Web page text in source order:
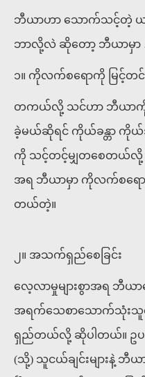
ဘီယာဟာ သောက်သင့်တဲ့ ယ
ဘာလို့လဲ ဆိုတော့ ဘီယာမှာ
၁။ ကိုလက်စရောကို မြင့်တင်ပ
တကယ်လို့ သင်ဟာ ဘီယာကို န
ခဲ့မယ်ဆိုရင် ကိုယ်ခန္တာ ကို
ကို သင့်တင့်မျှတစေတယ်လို့
အရ ဘီယာမှာ ကိုလက်စရော
တယ်တဲ့။
၂။ အသက်ရှည်စေခြင်း
လေ့လာမှုများစွာအရ ဘီယ
အရက်သေစာသောက်သုံးသူ
ရှည်တယ်လို့ ဆိုပါတယ်။ ဥပမ
(သို့) သူငယ်ချင်းများနဲ့ ဘီ